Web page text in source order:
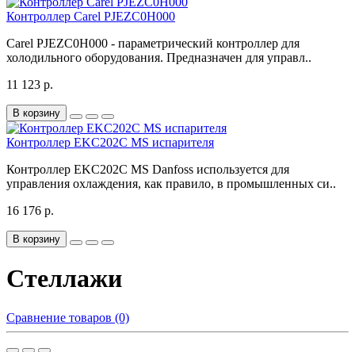
Контроллер Carel PJEZC0H000
Carel PJEZC0H000 - параметрический контроллер для
холодильного оборудования. Предназначен для управл..
11 123 р.
В корзину
Контроллер EKC202C MS испарителя
Контроллер EKC202C MS Danfoss используется для
управления охлаждения, как правило, в промышленных си..
16 176 р.
В корзину
Стеллажи
Сравнение товаров (0)